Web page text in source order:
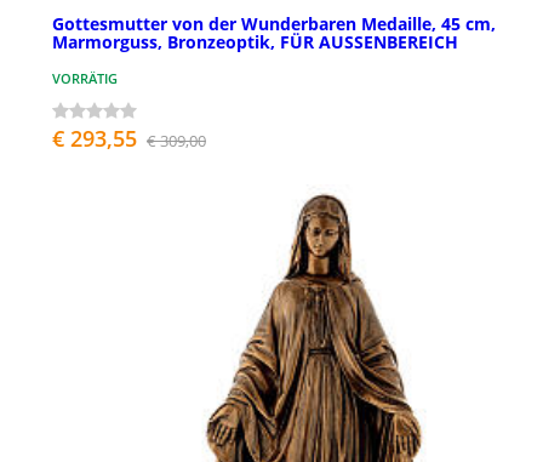
Gottesmutter von der Wunderbaren Medaille, 45 cm,
Marmorguss, Bronzeoptik, FÜR AUSSENBEREICH
VORRÄTIG
€ 293,55 € 309,00